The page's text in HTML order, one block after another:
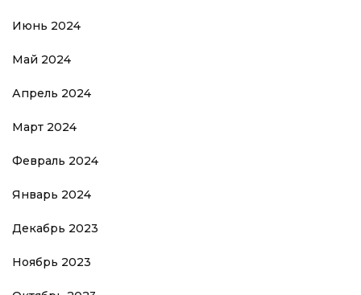
Июнь 2024
Май 2024
Апрель 2024
Март 2024
Февраль 2024
Январь 2024
Декабрь 2023
Ноябрь 2023